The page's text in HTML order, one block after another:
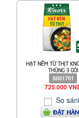
HẠT NÊM TỪ THỊT
THÙNG 3 GÓI
S001701
725.000
So
ĐẶT